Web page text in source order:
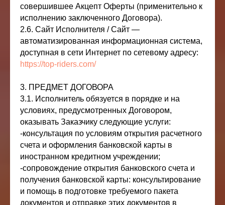
совершившее Акцепт Оферты (применительно к
исполнению заключенного Договора).
2.6. Сайт Исполнителя / Сайт —
автоматизированная информационная система,
доступная в сети Интернет по сетевому адресу:
https://top-riders.com/
3. ПРЕДМЕТ ДОГОВОРА
3.1. Исполнитель обязуется в порядке и на
условиях, предусмотренных Договором,
оказывать Заказчику следующие услуги:
-консультация по условиям открытия расчетного
счета и оформления банковской карты в
иностранном кредитном учреждении;
-сопровождение открытия банковского счета и
получения банковской карты: консультирование
и помощь в подготовке требуемого пакета
документов и отправке этих документов в